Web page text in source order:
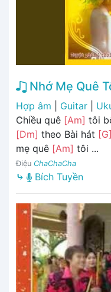
Nhớ Mẹ Quê
Hợp âm
Guitar
Chiều quê [Am] tôi
[Dm] theo Bài hát [G]
mẹ quê [Am] tôi ...
Điệu ChaChaCha
⤷ Bích Tuyền